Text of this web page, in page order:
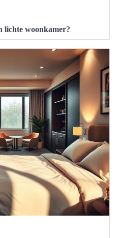
lichte woonkamer?